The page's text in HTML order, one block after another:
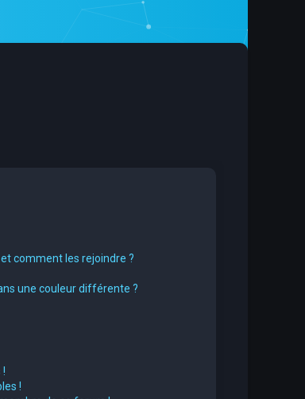
comment les rejoindre ?
une couleur différente ?
!